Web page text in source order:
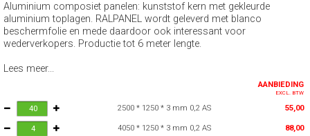
Aluminium composiet panelen: kunststof kern met gekleurde
aluminium toplagen. RALPANEL wordt geleverd met blanco
beschermfolie en mede daardoor ook interessant voor
wederverkopers. Productie tot 6 meter lengte.
Lees meer...
AANBIEDING
EXCL. BTW
2500 * 1250 * 3 mm 0,2 AS 55,00
4050 * 1250 * 3 mm 0,2 AS 88,00